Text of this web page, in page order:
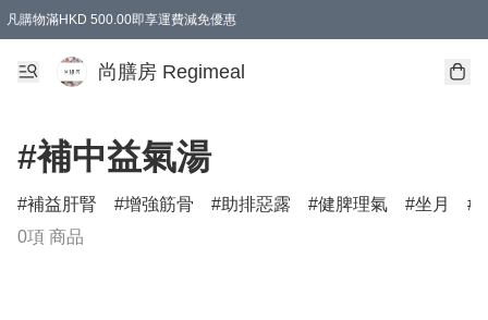
凡購物滿HKD 500.00即享運費減免優惠
尚膳房 Regimeal
#補中益氣湯
補益肝腎 增強筋骨 助排惡露 健脾理氣 坐月
0項 商品